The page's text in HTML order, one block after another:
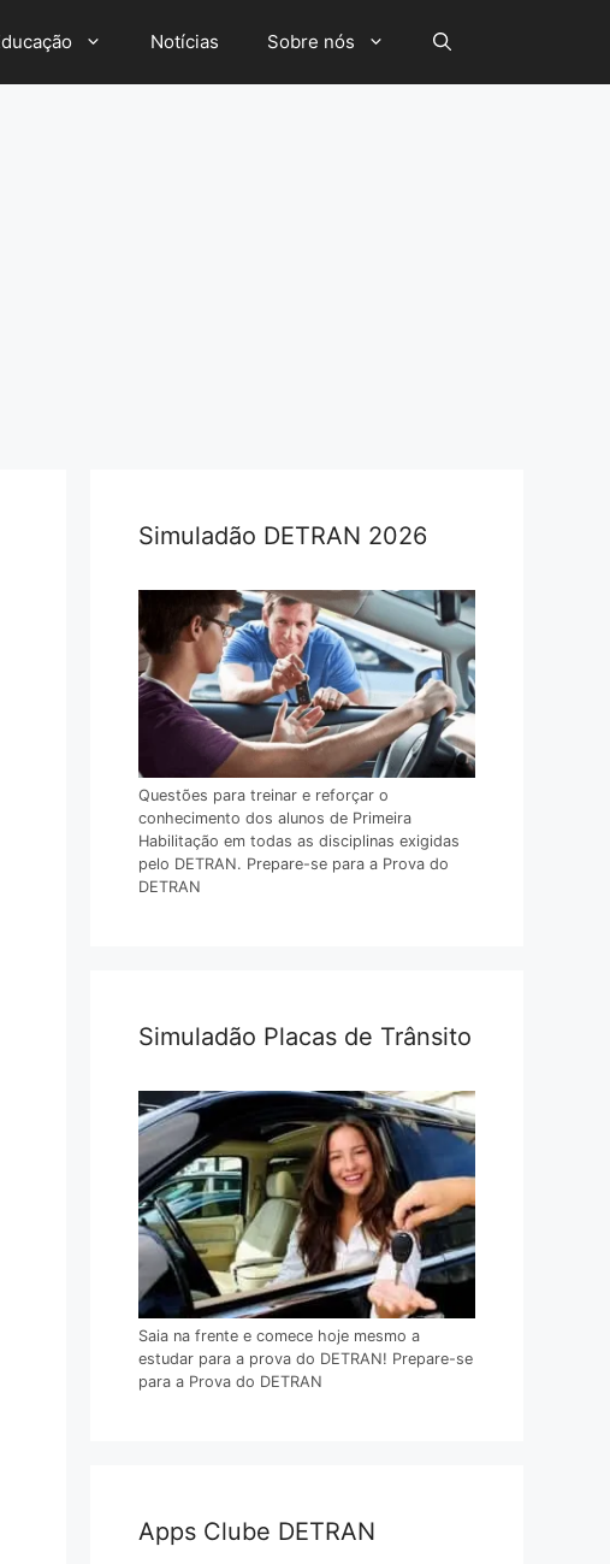
Notícias Sobre nós
Simuladão DETRAN 2026
Questões para treinar e reforçar o
conhecimento dos alunos de Primeira
Habilitação em todas as disciplinas exigidas
pelo DETRAN. Prepare-se para a Prova do
DETRAN
Simuladão Placas de Trânsito
Saia na frente e comece hoje mesmo a
estudar para a prova do DETRAN! Prepare-se
para a Prova do DETRAN
Apps Clube DETRAN